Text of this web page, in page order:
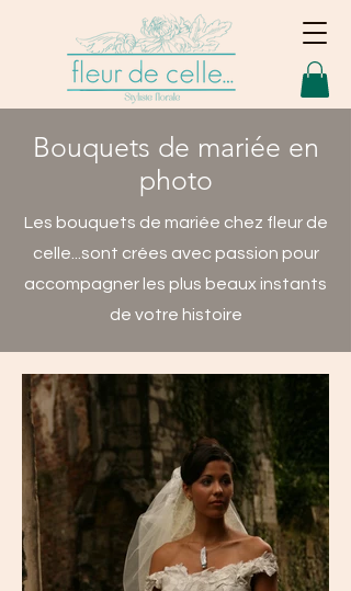
Bouquets de mariée en
photo
Les bouquets de mariée chez fleur de
celle...sont crées avec passion pour
accompagner les plus beaux instants
de votre histoire